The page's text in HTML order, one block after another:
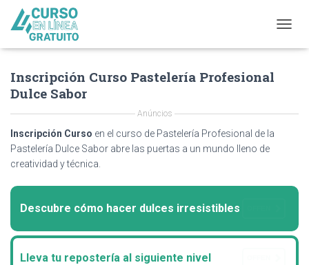
O
N
N
Inscripción Curso Pastelería Profesional
Dulce Sabor
Anúncios
Inscripción Curso en el curso de Pastelería Profesional de la
Pastelería Dulce Sabor abre las puertas a un mundo lleno de
creatividad y técnica.
Descubre cómo hacer dulces irresistibles
Lleva tu repostería al siguiente nivel